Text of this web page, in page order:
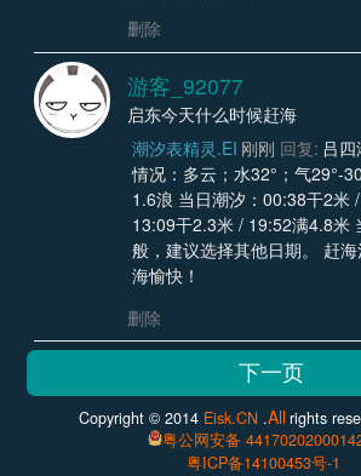
删除
游客_92077
启东今天什么时候赶海
潮汐表精灵.EI 刚刚 回复: 吕
情况：多云；水32°；气29°-
1.6浪 当日潮汐：00:38干2米
13:09干2.3米 / 19:52满4.8米
般，建议选择其他日期。 赶
海愉快！
删除
Copyright © 2014 Eisk.CN .Allrights
粤公网安备
粤ICP备14100453号-1